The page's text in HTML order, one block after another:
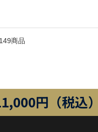
商品
円（税込